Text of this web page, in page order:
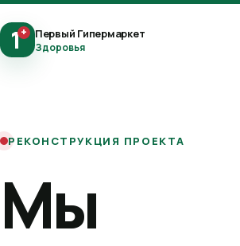
1+ Первый Гипермаркет
Здоровья
РЕКОНСТРУКЦИЯ ПРОЕКТА
Мы